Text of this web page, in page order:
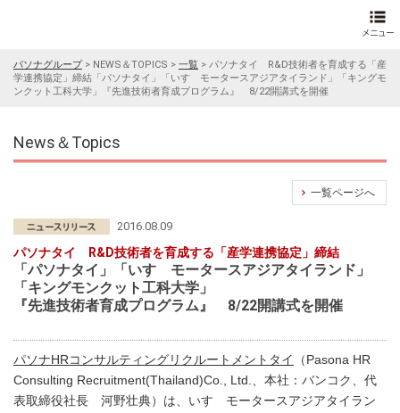
パソナグループ> NEWS＆TOPICS > 一覧 > パソナタイ R&D技術者を育成する「産
学連携協定」締結「パソナタイ」「いすゞモータースアジアタイランド」「キングモ
ンクット工科大学」『先進技術者育成プログラム』 8/22開講式を開催
News＆Topics
一覧ページへ
2016.08.09
パソナタイ R&D技術者を育成する「産学連携協定」締結
「パソナタイ」「いすゞモータースアジアタイランド」
「キングモンクット工科大学」
『先進技術者育成プログラム』 8/22開講式を開催
パソナHRコンサルティングリクルートメントタイ
（Pasona HR
Consulting Recruitment(Thailand)Co., Ltd.、本社：バンコク、代
表取締役社長 河野壮典）は、いすゞモータースアジアタイラン